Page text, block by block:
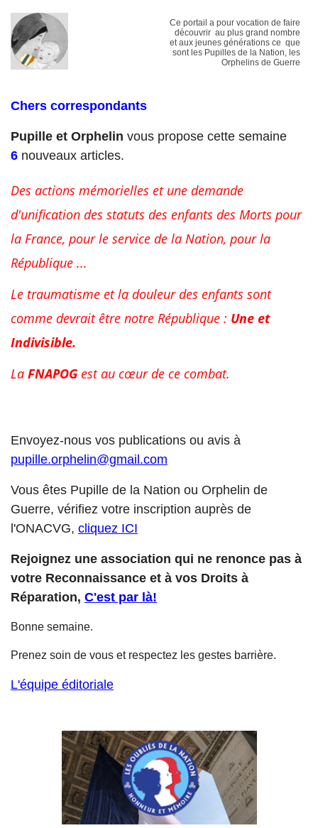
Ce portail a pour vocation de faire
découvrir au plus grand nombre
et aux jeunes générations ce que
sont les Pupilles de la Nation, les
Orphelins de Guerre
Chers correspondants
Pupille et Orphelin vous propose cette semaine
6 nouveaux articles.
Des actions mémorielles et une demande
d'unification des statuts des enfants des Morts pour
la France, pour le service de la Nation, pour la
République ...
Le traumatisme et la douleur des enfants sont
comme devrait être notre République : Une et
Indivisible.
La FNAPOG est au cœur de ce combat.
Envoyez-nous vos publications ou avis à
pupille.orphelin@gmail.com
Vous êtes Pupille de la Nation ou Orphelin de
Guerre, vérifiez votre inscription auprès de
l'ONACVG, cliquez ICI
Rejoignez une association qui ne renonce pas à
votre Reconnaissance et à vos Droits à
Réparation, C'est par là!
Bonne semaine.
Prenez soin de vous et respectez les gestes barrière.
L'équipe éditoriale